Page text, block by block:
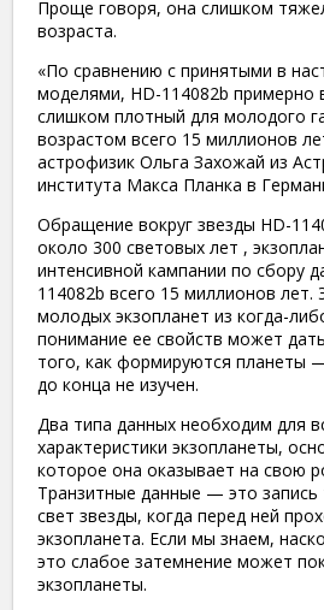
Проще говоря, она слишком
возраста.
«По сравнению с принятыми в
моделями, HD-114082b примерно
слишком плотный для молодого
возрастом всего 15 миллионов
астрофизик Ольга Захожай из
института Макса Планка в
Обращение вокруг звезды HD-
около 300 световых лет ,
интенсивной кампании по сбору
114082b всего 15 миллионов лет.
молодых экзопланет из когда-
понимание ее свойств может
того, как формируются планеты
до конца не изучен.
Два типа данных необходим для
характеристики экзопланеты,
которое она оказывает на свою
Транзитные данные — это запись
свет звезды, когда перед ней
экзопланета. Если мы знаем,
это слабое затемнение может
экзопланеты.